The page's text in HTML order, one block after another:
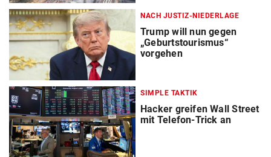
NACH JUSTIZ-NIEDERLAGE
Trump will nun gegen
„Geburtstourismus“
vorgehen
SIMPLE TAKTIK
Hacker greifen Wall Street
mit Telefon-Trick an